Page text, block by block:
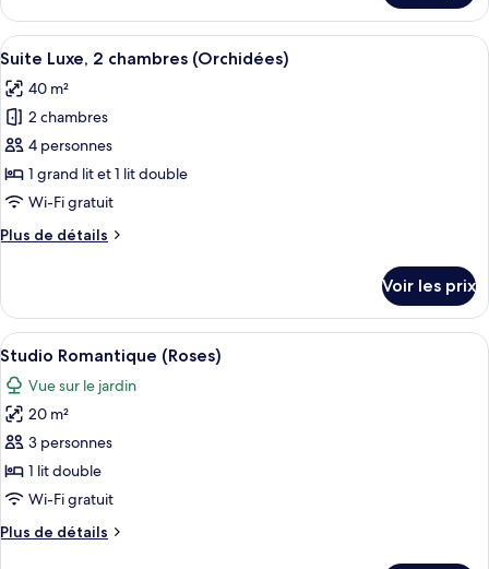
chambres
(Bambous)
le
type
de
Suite
Familiale,
chambres
(Bambous)
Afficher
toutes
les
photos
pour
ce
type
chambre :
2
chambres
(Orchidées)
Une chambre à coucher avec un lit,
14
Suite Luxe, 2 chambres (Orchidées)
40 m²
2 chambres
4 personnes
1 grand lit et 1 lit double
Wi-Fi gratuit
Plus de détails
Plus
le
type
de
chambre
Suite
Luxe,
chambres
(Orchidées)
Voir les prix
Afficher
toutes
les
photos
pour
ce
type
chambre :
Une chambre à coucher avec un lit
9
Studio Romantique (Roses)
Vue sur le jardin
20 m²
3 personnes
1 lit double
Wi-Fi gratuit
Plus de détails
Plus